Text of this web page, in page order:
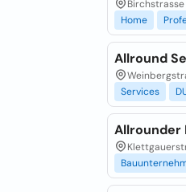
Birchstrasse
Home
Allround
Services
Allrounder